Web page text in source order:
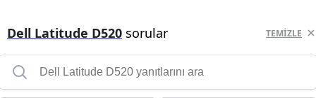
Dell Latitude D520 sorular TEMIZLE